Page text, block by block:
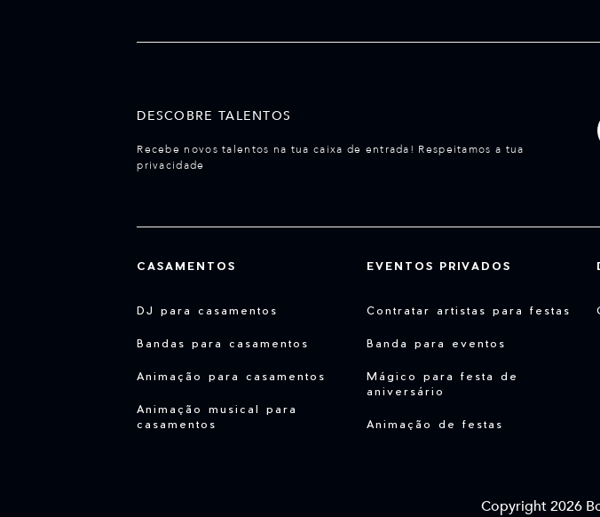
DESCOBRE TALENTOS
Recebe novos talentos na tua caixa de entrada! Respeitamos a tua
privacidade
CASAMENTOS
DJ para casamentos
Bandas para casamentos
Animação para casamentos
Animação musical para
casamentos
EVENTOS PRIVADOS
Contratar artistas para festas
Banda para eventos
Mágico para festa de
aniversário
Animação de festas
Copyright 2026